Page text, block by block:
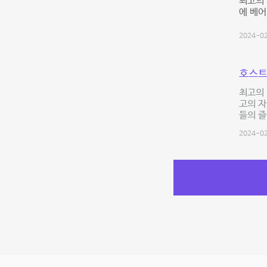
에 베
2024-
호스
최고
고의
들의
2024-